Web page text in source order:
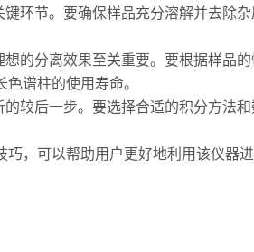
节。要确保样品充分溶解并去除
分离效果至关重要。要根据样品
谱柱的使用寿命。
后一步。要选择合适的积分方法
巧，可以帮助用户更好地利用该仪器